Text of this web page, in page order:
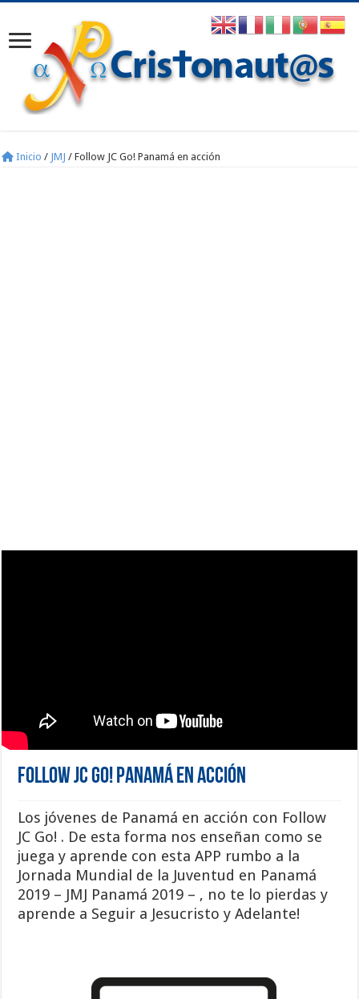
Inicio / JMJ / Follow JC Go! Panamá en acción
Follow JC Go! Panamá en acción
Los jóvenes de Panamá en acción con Follow
JC Go! . De esta forma nos enseñan como se
juega y aprende con esta APP rumbo a la
Jornada Mundial de la Juventud en Panamá
2019 – JMJ Panamá 2019 – , no te lo pierdas y
aprende a Seguir a Jesucristo y Adelante!